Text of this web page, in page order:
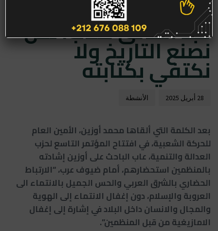
مفتوحة الى المؤرخ
عبد الخالق كلاب: نحن
نصنع التاريخ ولا
نكتفي بكتابته
28 أبريل 2025 الأنشطة
بعد الكلمة التي ألقاها محمد أوزين، الأمين العام
للحركة الشعبية، في افتتاح المؤتمر التاسع لحزب
العدالة والتنمية، عاب الباحث على أوزين إشادته
بالمنظمين استحضارهم، أمام ضيوف عرب، “الارتباط
الحضاري بالشرق العربي والحس الجميل بالانتماء الى
العروبة والإسلام، دون إغفال الانتماء إلى الهوية
والمجال والانسان داخل البلاد في إشارة إلى إغفال
الامازيغية من قبل المنظمين”.